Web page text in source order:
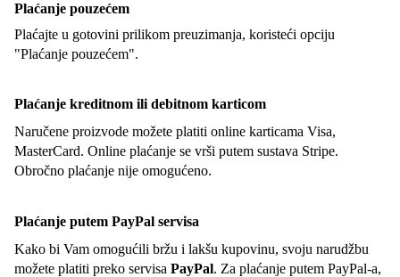
Plaćanje pouzećem
Plaćajte u gotovini prilikom preuzimanja, koristeći opciju
"Plaćanje pouzećem".
Plaćanje kreditnom ili debitnom karticom
Naručene proizvode možete platiti online karticama Visa,
MasterCard. Online plaćanje se vrši putem sustava Stripe.
Obročno plaćanje nije omogućeno.
Plaćanje putem PayPal servisa
Kako bi Vam omogućili bržu i lakšu kupovinu, svoju narudžbu
možete platiti preko servisa PayPal. Za plaćanje putem PayPal-a,